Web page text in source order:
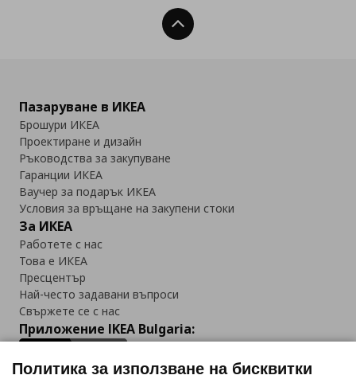
Нагоре
Пазаруване в ИКЕА
Брошури ИКЕА
Проектиране и дизайн
Ръководства за закупуване
Гаранции ИКЕА
Ваучер за подарък ИКЕА
Условия за връщане на закупени стоки
За ИКЕА
Работете с нас
Това е ИКЕА
Пресцентър
Най-често задавани въпроси
Свържете се с нас
Приложение IKEA Bulgaria:
Политика за използване на бисквитки